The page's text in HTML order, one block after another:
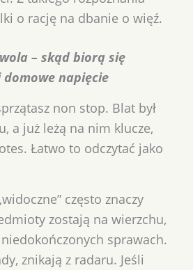
o rację na dbanie o więź.
– skąd biorą się
domowe napięcie
non stop. Blat był
a już leżą na nim klucze,
Łatwo to odczytać jako
często znaczy
zostają na wierzchu,
sprawach.
znikają z radaru. Jeśli